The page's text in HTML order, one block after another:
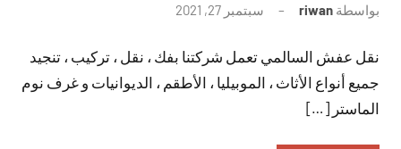
بواسطة riwan سبتمبر 27, 2021
تعليقات
نقل عفش السالمي تعمل شركتنا بفك ، نقل ، تركيب ، تنجيد
جميع أنواع الأثاث ، الموبيليا ، الأطقم ، الديوانيات و غرف نوم
الماستر […]